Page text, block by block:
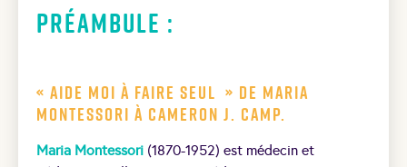
Préambule :
« Aide moi à faire seul » de Maria
Montessori à Cameron J. Camp.
Maria Montessori (1870-1952) est médecin et